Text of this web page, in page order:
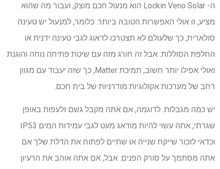
ה- Lockin Veno Solar הוא מנעול חכם מוצק, ועבור מה שהוא
מציע, זו אולי האפשרות הטובה ביותר. כלומר, למנעול יש טעינה
סולארית, כך שלעולם לא תצטרכו לדאוג לגבי טעינה ידנית או
החלפת הסוללות. אבל זה חורג מזה עם שיטת פתיחה נוחה והוגנת
ואולי אפילו יותר חשוב, תמיכת Matter, כך שזה יעבוד עם מגוון
רחב של מערכות אקולוגיות מודרניות של בית חכם.
יש כמה מגבלות. לדוגמה, אם אתה מקבל גשם זלעפות באופן
שגרתי, אתה עשוי להיות מודאג מעט לגבי עמידות המים IP53.
וכדאי לזכור שייקח שנייה או שתיים לפתוח את הדלת שלך אם
אתה מסתמך על סורק הפנים. אבל, אם אתה אוהב את הרעיון